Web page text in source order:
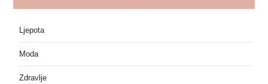
Ljepota
Moda
Zdravlje